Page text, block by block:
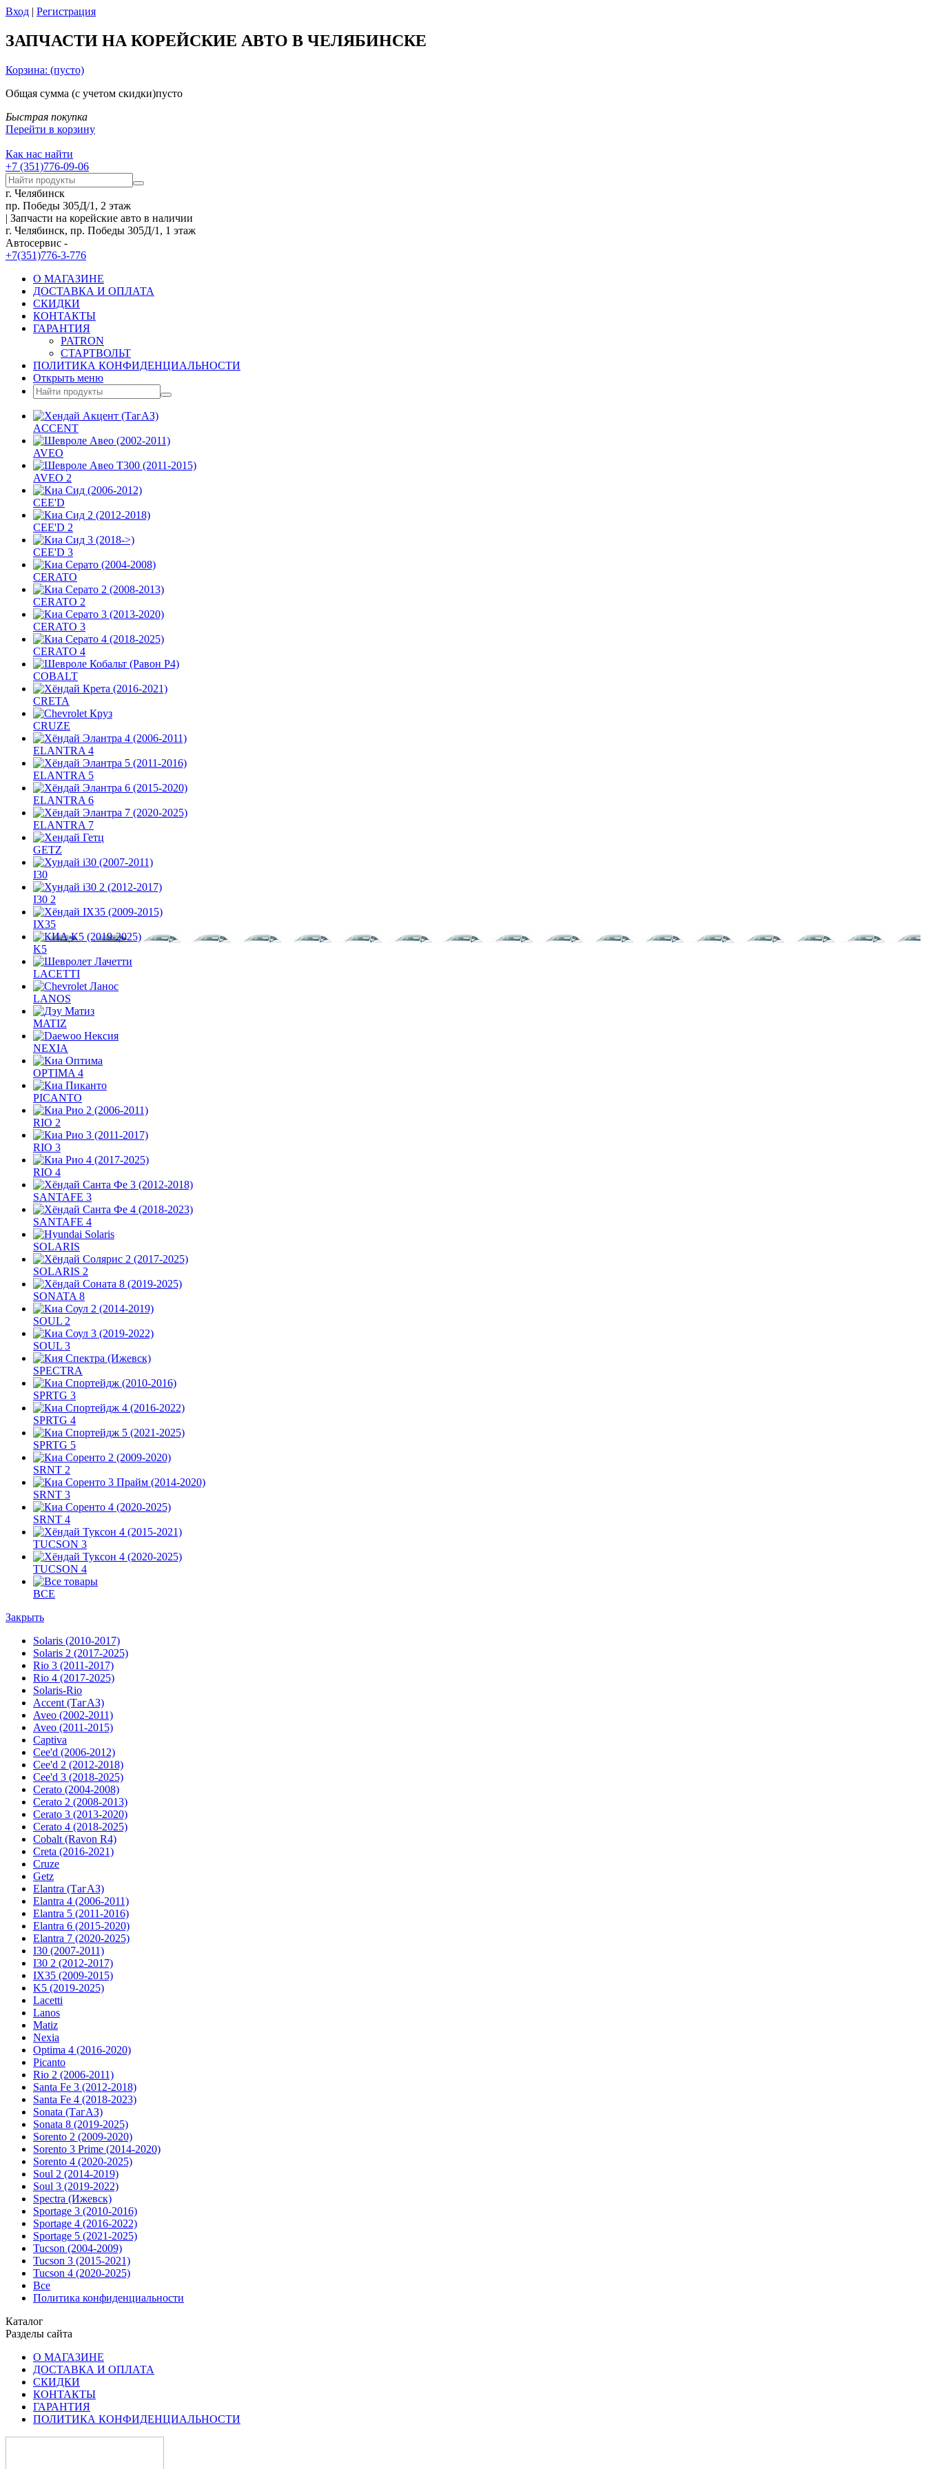
Вход | Регистрация
ЗАПЧАСТИ НА КОРЕЙСКИЕ АВТО В ЧЕЛЯБИНСКЕ
Корзина: (пусто)
Общая сумма (с учетом скидки)пусто
Быстрая покупка
Перейти в корзину
Как нас найти
+7 (351)776-09-06
г. Челябинск
пр. Победы 305Д/1, 2 этаж
| Запчасти на корейские авто в наличии
г. Челябинск, пр. Победы 305Д/1, 1 этаж
Автосервис -
+7(351)776-3-776
О МАГАЗИНЕ
ДОСТАВКА И ОПЛАТА
СКИДКИ
КОНТАКТЫ
ГАРАНТИЯ
PATRON
СТАРТВОЛЬТ
ПОЛИТИКА КОНФИДЕНЦИАЛЬНОСТИ
Открыть меню
ACCENT
AVEO
AVEO 2
CEE'D
CEE'D 2
CEE'D 3
CERATO
CERATO 2
CERATO 3
CERATO 4
COBALT
CRETA
CRUZE
ELANTRA 4
ELANTRA 5
ELANTRA 6
ELANTRA 7
GETZ
I30
I30 2
IX35
K5
LACETTI
LANOS
MATIZ
NEXIA
OPTIMA 4
PICANTO
RIO 2
RIO 3
RIO 4
SANTAFE 3
SANTAFE 4
SOLARIS
SOLARIS 2
SONATA 8
SOUL 2
SOUL 3
SPECTRA
SPRTG 3
SPRTG 4
SPRTG 5
SRNT 2
SRNT 3
SRNT 4
TUCSON 3
TUCSON 4
ВСЕ
Закрыть
Solaris (2010-2017)
Solaris 2 (2017-2025)
Rio 3 (2011-2017)
Rio 4 (2017-2025)
Solaris-Rio
Accent (ТагАЗ)
Aveo (2002-2011)
Aveo (2011-2015)
Captiva
Cee'd (2006-2012)
Cee'd 2 (2012-2018)
Cee'd 3 (2018-2025)
Cerato (2004-2008)
Cerato 2 (2008-2013)
Cerato 3 (2013-2020)
Cerato 4 (2018-2025)
Cobalt (Ravon R4)
Creta (2016-2021)
Cruze
Getz
Elantra (ТагАЗ)
Elantra 4 (2006-2011)
Elantra 5 (2011-2016)
Elantra 6 (2015-2020)
Elantra 7 (2020-2025)
I30 (2007-2011)
I30 2 (2012-2017)
IX35 (2009-2015)
K5 (2019-2025)
Lacetti
Lanos
Matiz
Nexia
Optima 4 (2016-2020)
Picanto
Rio 2 (2006-2011)
Santa Fe 3 (2012-2018)
Santa Fe 4 (2018-2023)
Sonata (ТагАЗ)
Sonata 8 (2019-2025)
Sorento 2 (2009-2020)
Sorento 3 Prime (2014-2020)
Sorento 4 (2020-2025)
Soul 2 (2014-2019)
Soul 3 (2019-2022)
Spectra (Ижевск)
Sportage 3 (2010-2016)
Sportage 4 (2016-2022)
Sportage 5 (2021-2025)
Tucson (2004-2009)
Tucson 3 (2015-2021)
Tucson 4 (2020-2025)
Все
Политика конфиденциальности
Каталог
Разделы сайта
О МАГАЗИНЕ
ДОСТАВКА И ОПЛАТА
СКИДКИ
КОНТАКТЫ
ГАРАНТИЯ
ПОЛИТИКА КОНФИДЕНЦИАЛЬНОСТИ